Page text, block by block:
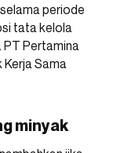
periode
tata kelola
PT Pertamina
Sama
minyak